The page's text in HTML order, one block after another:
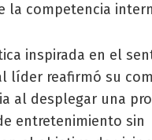
la competencia
inspirada en el
líder reafirmó su
al desplegar una
entretenimiento sin